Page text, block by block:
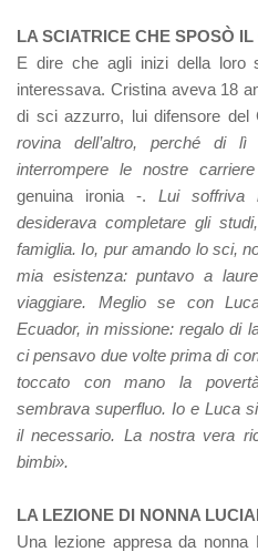
LA SCIATRICE CHE SPOSÒ
E dire che agli inizi della loro
interessava. Cristina aveva 18
di sci azzurro, lui difensore del
rovina dell’altro, perché di
interrompere le nostre carriere
genuina ironia -. Lui soffriva
desiderava completare gli
famiglia. Io, pur amando lo sci,
mia esistenza: puntavo a
viaggiare. Meglio se con
Ecuador, in missione: regalo di
ci pensavo due volte prima di
toccato con mano la
sembrava superfluo. Io e Luca
il necessario. La nostra vera
bimbi».
LA LEZIONE DI NONNA
Una lezione appresa da